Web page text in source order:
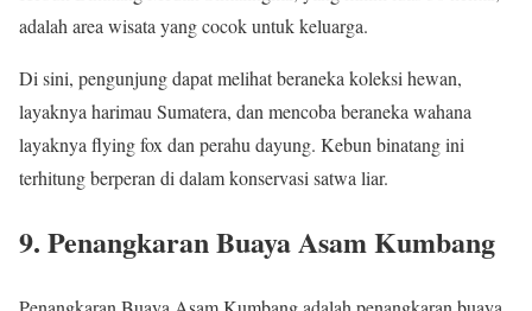
adalah area wisata yang cocok untuk keluarga.
Di sini, pengunjung dapat melihat beraneka koleksi hewan,
layaknya harimau Sumatera, dan mencoba beraneka wahana
layaknya flying fox dan perahu dayung. Kebun binatang ini
terhitung berperan di dalam konservasi satwa liar.
9. Penangkaran Buaya Asam Kumbang